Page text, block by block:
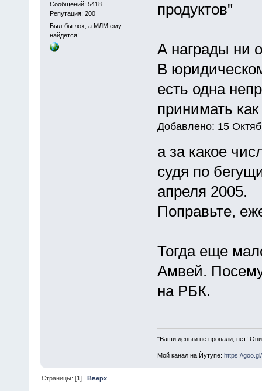
Сообщений: 5418
Репутация: 200
Был-бы лох, а МЛМ ему
найдётся!
продуктов"
А награды ни
В
есть одна
принимать
Добавлено: 15
а за какое
судя по
апреля 2005.
Поправьте,
Тогда еще
Амвей.
на РБК.
"Ваши деньги не пропали, нет!
Мой канал на Йутупе: https://
Страницы: [1] Вверх